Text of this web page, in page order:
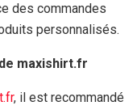
des commandes
personnalisés.
maxishirt.fr
, il est recommandé